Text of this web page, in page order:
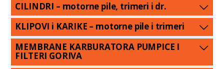
CILINDRI – motorne pile, trimeri i dr.
KLIPOVI i KARIKE – motorne pile i trimeri
MEMBRANE KARBURATORA PUMPICE I
FILTERI GORIVA